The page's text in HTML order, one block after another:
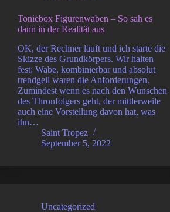
Toniebox Figurenwaben – So sah es
dann in der Realität aus
OK, der Rechner läuft und ich starte die
Skizze des Grundkörpers. Wir halten
fest: Wabe, kombinierbar und absolut
trendgeil waren die Anforderungen.
Zumindest wenn es nach den Wünschen
des Thronfolgers geht, der mittlerweile
auch eine Vorstellung davon hat, was
ihn…
Saint Tropez
September 5, 2022
Uncategorized